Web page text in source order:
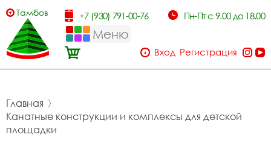
Тамбов +7 (930) 791-00-76 Пн-Пт с 9.00 до 18.00
Меню
Вход Регистрация
Главная 〉
Канатные конструкции и комплексы для детской
площадки